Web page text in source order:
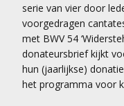
serie van vier door
voorgedragen
met BWV 54
donateursbrief kijkt
hun (jaarlijkse)
het programma voor